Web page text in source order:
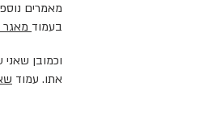
מאמרים
בעמוד מאגר
וכמובן
אתו. עמוד